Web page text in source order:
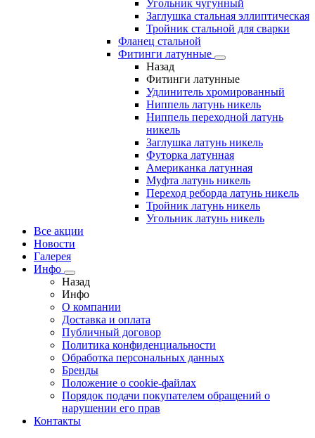
Угольник чугунный
Заглушка стальная эллиптическая
Тройник стальной для сварки
Фланец стальной
Фитинги латунные
Назад
Фитинги латунные
Удлинитель хромированный
Ниппель латунь никель
Ниппель переходной латунь
никель
Заглушка латунь никель
Футорка латунная
Американка латунная
Муфта латунь никель
Переход реборда латунь никель
Тройник латунь никель
Угольник латунь никель
Все акции
Новости
Галерея
Инфо
Назад
Инфо
О компании
Доставка и оплата
Публичный договор
Политика конфиденциальности
Обработка персональных данных
Бренды
Положение о cookie-файлах
Порядок подачи покупателем обращений о
нарушении его прав
Контакты